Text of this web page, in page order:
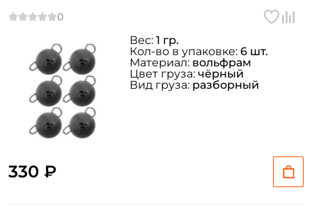
330 ₽
Вес: 1 гр.
Кол-во в упаковке: 6 шт.
Материал: вольфрам
Цвет груза: чёрный
Вид груза: разборный